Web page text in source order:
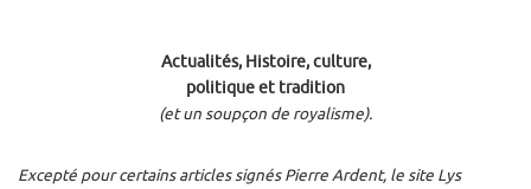
Actualités, Histoire, culture,
politique et tradition
(et un soupçon de royalisme).
Excepté pour certains articles signés Pierre Ardent, le site Lys